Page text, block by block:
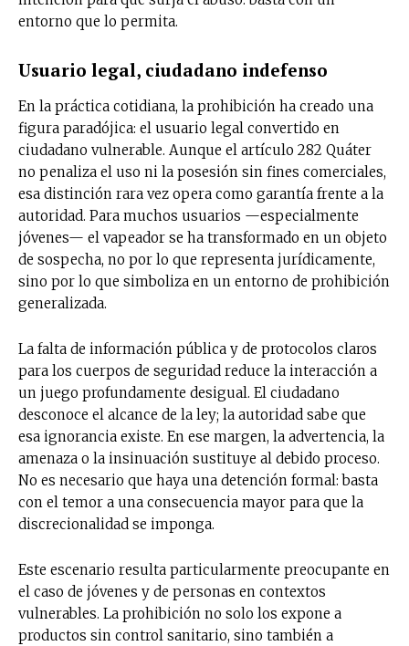
entorno que lo permita.
Usuario legal, ciudadano indefenso
En la práctica cotidiana, la prohibición ha creado una
figura paradójica: el usuario legal convertido en
ciudadano vulnerable. Aunque el artículo 282 Quáter
no penaliza el uso ni la posesión sin fines comerciales,
esa distinción rara vez opera como garantía frente a la
autoridad. Para muchos usuarios —especialmente
jóvenes— el vapeador se ha transformado en un objeto
de sospecha, no por lo que representa jurídicamente,
sino por lo que simboliza en un entorno de prohibición
generalizada.
La falta de información pública y de protocolos claros
para los cuerpos de seguridad reduce la interacción a
un juego profundamente desigual. El ciudadano
desconoce el alcance de la ley; la autoridad sabe que
esa ignorancia existe. En ese margen, la advertencia, la
amenaza o la insinuación sustituye al debido proceso.
No es necesario que haya una detención formal: basta
con el temor a una consecuencia mayor para que la
discrecionalidad se imponga.
Este escenario resulta particularmente preocupante en
el caso de jóvenes y de personas en contextos
vulnerables. La prohibición no solo los expone a
productos sin control sanitario, sino también a